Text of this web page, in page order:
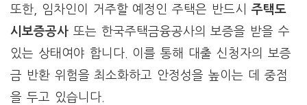
또한, 임차인이 거주할 예정인 주택은 반드시 주택도
시보증공사 또는 한국주택금융공사의 보증을 받을 수
있는 상태여야 합니다. 이를 통해 대출 신청자의 보증
금 반환 위험을 최소화하고 안정성을 높이는 데 중점
을 두고 있습니다.